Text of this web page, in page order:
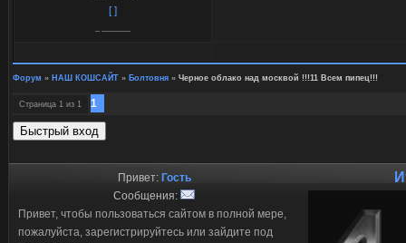
[ ]
Форум » НАШ КОШСАЙТ » Болтовня » Черное облако над москвой !!!11 Всем пипец!!!
Страница 1 из 1 1
Привет: Гость
Сообщения:
Привет, чтобы пользоваться сайтом в полной мере,
пожалуйста, зарегистрируйтесь или зайдите под